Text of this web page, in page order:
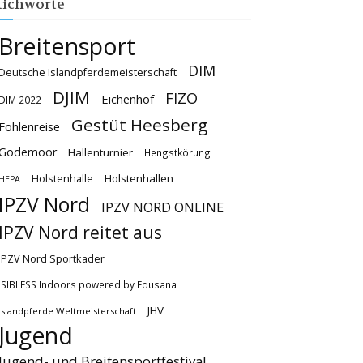
Islandpferdemeisterschaft DIM
2022 DJIM Eichenhof FIZO
Gestüt Heesberg
Hallenturnier Hengstkörung
Holstenhalle Holstenhallen
Nord IPZV NORD ONLINE
Nord reitet aus
Nord Sportkader
Indoors powered by Equsana
Weltmeisterschaft JHV